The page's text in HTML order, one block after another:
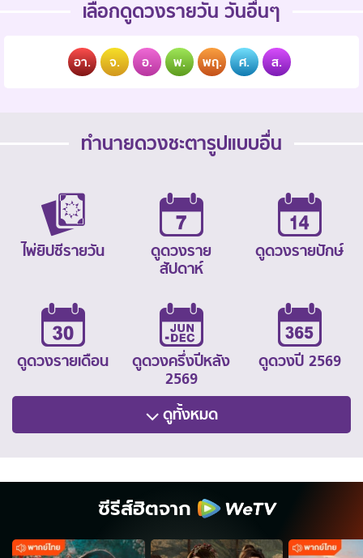
เลือกดูดวงรายวัน วันอื่นๆ
อา. จ. อ. พ. พฤ. ศ. ส.
ทำนายดวงชะตารูปแบบอื่น
ไพ่ยิปซีรายวัน
ดูดวงราย
สัปดาห์
ดูดวงรายปักษ์
ดูดวงรายเดือน
ดูดวงครึ่งปีหลัง
2569
ดูดวงปี 2569
ดูทั้งหมด
ซีรีส์ฮิตจาก